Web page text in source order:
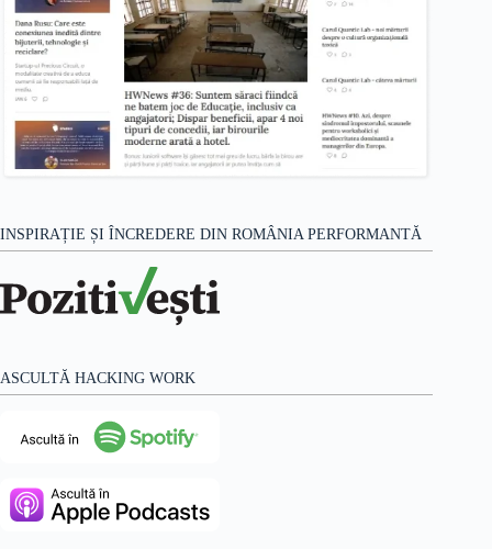
INSPIRAȚIE ȘI ÎNCREDERE DIN ROMÂNIA PERFORMANTĂ
ASCULTĂ HACKING WORK